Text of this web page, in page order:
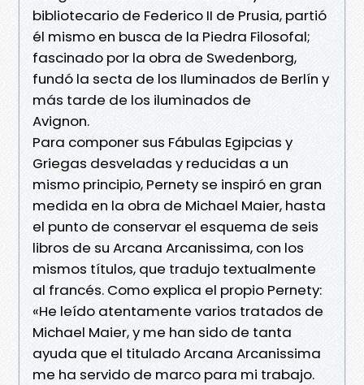
bibliotecario de Federico II de Prusia, partió
él mismo en busca de la Piedra Filosofal;
fascinado por la obra de Swedenborg,
fundó la secta de los Iluminados de Berlín y
más tarde de los iluminados de
Avignon.
Para componer sus Fábulas Egipcias y
Griegas desveladas y reducidas a un
mismo principio, Pernety se inspiró en gran
medida en la obra de Michael Maier, hasta
el punto de conservar el esquema de seis
libros de su Arcana Arcanissima, con los
mismos títulos, que tradujo textualmente
al francés. Como explica el propio Pernety:
«He leído atentamente varios tratados de
Michael Maier, y me han sido de tanta
ayuda que el titulado Arcana Arcanissima
me ha servido de marco para mi trabajo.